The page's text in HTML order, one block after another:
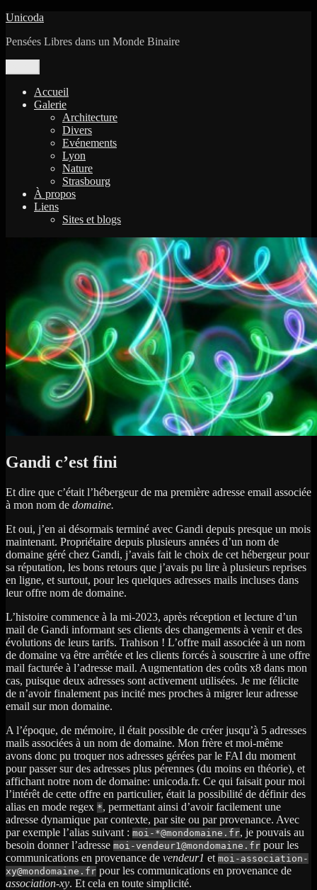
Aller
contenu
Unicoda
Pensées Libres dans un Monde Binaire
Accueil
Galerie
Architecture
Divers
Evénements
Lyon
Nature
Strasbourg
À propos
Liens
Sites et blogs
Gandi c’est fini
Et dire que c’était l’hébergeur de ma première adresse email associée
à mon nom de domaine.
Et oui, j’en ai désormais terminé avec Gandi depuis presque un mois
maintenant. Propriétaire depuis plusieurs années d’un nom de
domaine géré chez Gandi, j’avais fait le choix de cet hébergeur pour
sa réputation, les bons retours que j’avais pu lire à plusieurs reprises
en ligne, et surtout, pour les quelques adresses mails incluses dans
leur offre nom de domaine.
L’histoire commence à la mi-2023, après réception et lecture d’un
mail de Gandi informant ses clients des changements à venir et des
évolutions de leurs tarifs. Trahison ! L’offre mail associée à un nom
de domaine va être arrêtée et les clients forcés à souscrire à une offre
mail facturée à l’adresse mail. Augmentation des coûts x8 dans mon
cas, puisque deux adresses sont activement utilisées. Je me félicite
de n’avoir finalement pas incité mes proches à migrer leur adresse
email sur mon domaine.
A l’époque, de mémoire, il était possible de créer jusqu’à 5 adresses
mails associées à un nom de domaine. Mon frère et moi-même
avons donc pu troquer nos adresses gérées par le FAI du moment
pour passer sur des adresses plus pérennes (du moins en théorie), et
affichant notre nom de domaine: unicoda.fr. Ce qui faisait pour moi
l’intérêt de cette offre en particulier, était la possibilité de définir des
alias en mode regex *, permettant ainsi d’avoir facilement une
adresse dynamique par contexte, par site ou par provenance. Avec
par exemple l’alias suivant : moi-*@mondomaine.fr, je pouvais au
besoin donner l’adresse moi-vendeur1@mondomaine.fr pour les
communications en provenance de vendeur1 et moi-association-
xy@mondomaine.fr pour les communications en provenance de
association-xy. Et cela en toute simplicité.